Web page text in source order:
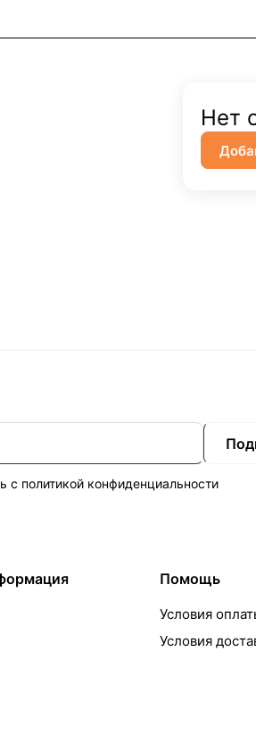
Нет
с политикой конфиденциальности
Помощь
Условия
Условия